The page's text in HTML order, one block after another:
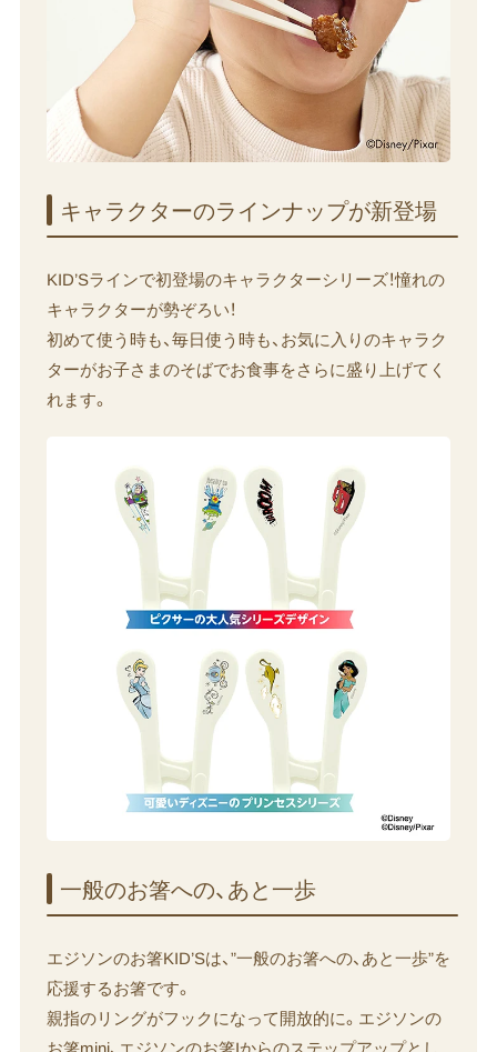
キャラクターの​ラインナップが​新登場
KID’Sラインで初登場のキャラクターシリーズ！憧れの
キャラクターが勢ぞろい！
初めて使う時も、毎日使う時も、お気に入りのキャラク
ターがお子さまのそばでお食事をさらに盛り上げてく
れます。
一般の​お箸への、​あと​一歩
エジソンのお箸KID’Sは、”一般のお箸への、あと一歩”を
応援するお箸です。
親指のリングがフックになって開放的に。エジソンの